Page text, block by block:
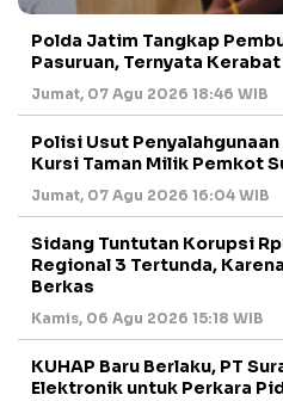
Polda Jatim Tangkap
Pasuruan, Ternyata
Jumat, 07 Agu 2026 18:46 WIB
Polisi Usut
Kursi Taman Milik Pemkot
Jumat, 07 Agu 2026 16:04 WIB
Sidang Tuntutan Korupsi
Regional 3 Tertunda,
Berkas
Kamis, 06 Agu 2026 15:18 WIB
KUHAP Baru Berlaku, PT
Elektronik untuk Perkara